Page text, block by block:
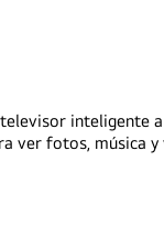
inteligente
ver fotos, música y